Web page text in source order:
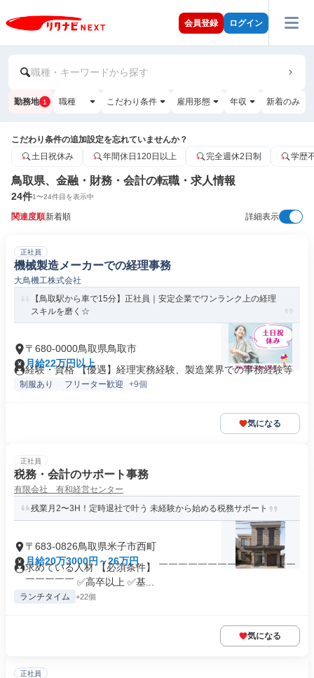
会員登録 ログイン
職種・キーワードから探す
勤務地 1 職種 こだわり条件 雇用形態 年収 新着のみ
こだわり条件の追加設定を忘れていませんか？
土日祝休み
年間休日120日以上 完全週休2日制 学歴
鳥取県、金融・財務・会計の転職・求人情報
24件1〜24件目を表示中
関連度順新着順 詳細表示
正社員
機械製造メーカーでの経理事務
大鳥機工株式会社
【鳥取駅から車で15分】正社員｜安定企業でワンランク上の経理
スキルを磨く☆
〒680-0000鳥取県鳥取市
月給22万円以上
経験・資格 【優遇】経理実務経験、製造業界での事務経験等
制服あり フリーター歓迎 +9個
気になる
正社員
税務・会計のサポート事務
有限会社 有和経営センター
残業月2〜3H！定時退社で叶う 未経験から始める税務サポート
〒683-0826鳥取県米子市西町
月給20万3000円～26万円
求めている人材 【必須条件】 ￣￣￣￣￣￣￣￣￣￣￣￣￣￣
￣￣￣￣￣ ✅高卒以上 ✅基...
ランチタイム +22個
気になる
正社員